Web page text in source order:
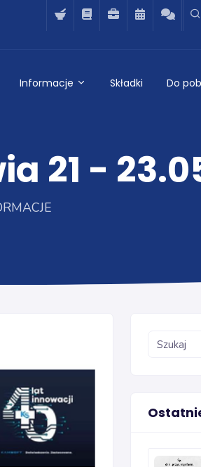
Informacje Składki Do
21 -